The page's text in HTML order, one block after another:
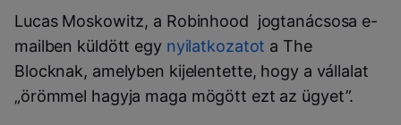
Lucas Moskowitz, a Robinhood jogtanácsosa e-
mailben küldött egy nyilatkozatot a The
Blocknak, amelyben kijelentette, hogy a vállalat
„örömmel hagyja maga mögött ezt az ügyet”.